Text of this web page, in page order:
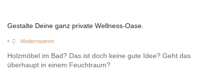
Gestalte Deine ganz private Wellness-Oase.
• Modernisieren
Holzmöbel im Bad? Das ist doch keine gute Idee? Geht das
überhaupt in einem Feuchtraum?